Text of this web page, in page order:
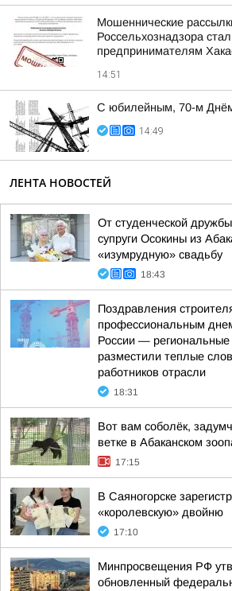
Мошеннические
Россельхознадзора
предпринимателям
14:51
С юбилейным, 70-м
14:49
ЛЕНТА НОВОСТЕЙ
От студенческой
супруги Осокины из
«изумрудную» свадьбу
18:43
Поздравления
профессиональным
России — региональные
разместили теплые
работников отрасли
18:31
Вот вам соболёк,
ветке в Абаканском
17:15
В Саяногорске
«королевскую» двойню
17:10
Минпросвещения РФ
обновленный